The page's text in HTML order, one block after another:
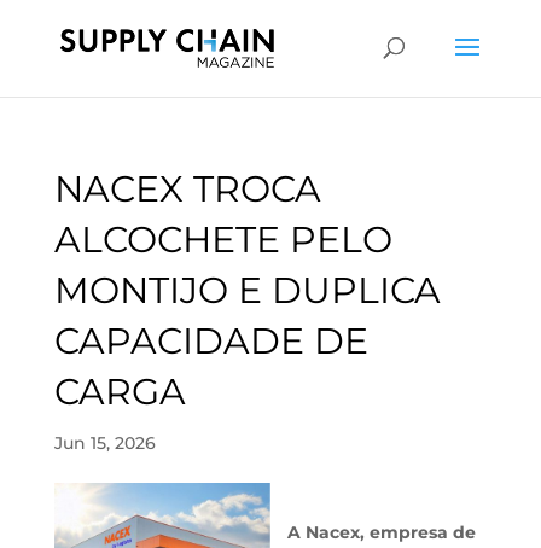
NACEX TROCA
ALCOCHETE PELO
MONTIJO E DUPLICA
CAPACIDADE DE
CARGA
Jun 15, 2026
A Nacex, empresa de